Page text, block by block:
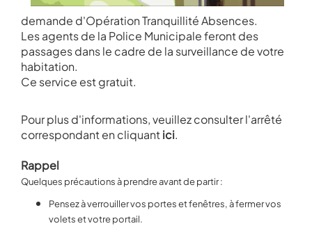
demande d'Opération Tranquillité Absences.
Les agents de la Police Municipale feront des
passages dans le cadre de la surveillance de votre
habitation.
Ce service est gratuit.
Pour plus d'informations, veuillez consulter l'arrêté
correspondant en cliquantici.
Rappel
Quelques précautions à prendre avant de partir :
Pensez à verrouiller vos portes et fenêtres, à fermer vos
volets et votre portail.